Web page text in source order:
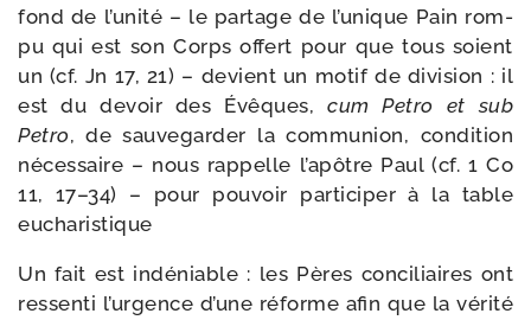
fond de l’unité – le par­tage de l’unique Pain rom­
pu qui est son Corps offert pour que tous soient
un (cf. Jn 17, 21) – devient un motif de divi­sion : il
est du devoir des Évêques,cum Petro et sub
Petro, de sau­ve­gar­der la com­mu­nion, condi­tion
néces­saire – nous rap­pelle l’apôtre Paul (cf. 1 Co
11, 17–34) – pour pou­voir par­ti­ci­per à la table
eucharistique
Un fait est indé­niable : les Pères conci­liaires ont
res­sen­ti l’urgence d’une réforme afin que la véri­té